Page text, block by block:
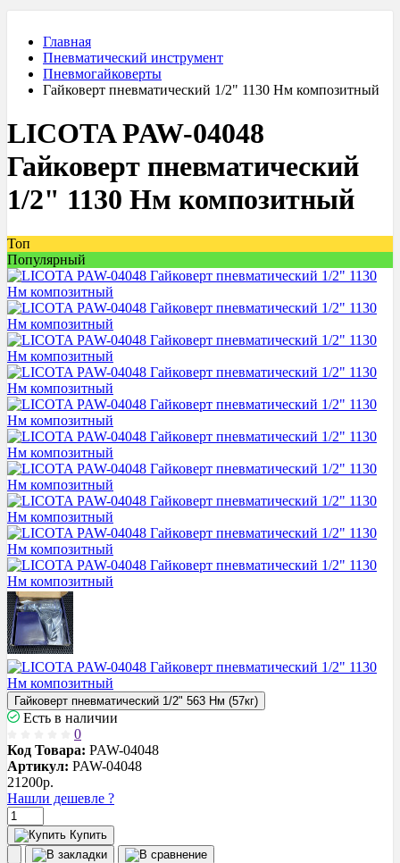
Главная
Пневматический инструмент
Пневмогайковерты
Гайковерт пневматический 1/2" 1130 Нм композитный
LICOTA PAW-04048
Гайковерт пневматический
1/2" 1130 Нм композитный
Топ
Популярный
Гайковерт пневматический 1/2" 563 Нм (57кг)
Есть в наличии
0
Код Товара: PAW-04048
Артикул: PAW-04048
21200р.
Нашли дешевле ?
Купить